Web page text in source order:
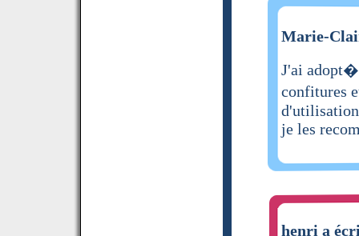
Marie-
J'ai
confitures
je les
henri a